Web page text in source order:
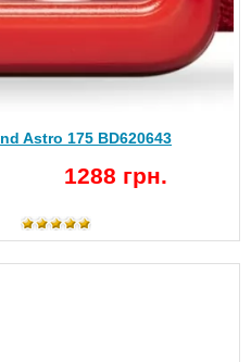
Astro 175 BD620643
1288 грн.